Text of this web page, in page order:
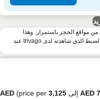
من مواقع الحجز باستمرار. وهذا
يعني أنك قد لا تجد أحيانًا العرض المحدد بالضبط الذي شاهدته لدى trivago عند
إلى
(price per